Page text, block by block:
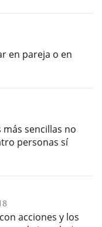
en pareja o en
sencillas no
personas sí
acciones y los